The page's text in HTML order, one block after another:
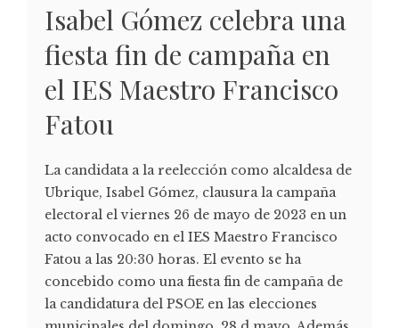
Isabel Gómez celebra una
fiesta fin de campaña en
el IES Maestro Francisco
Fatou
La candidata a la reelección como alcaldesa de
Ubrique, Isabel Gómez, clausura la campaña
electoral el viernes 26 de mayo de 2023 en un
acto convocado en el IES Maestro Francisco
Fatou a las 20:30 horas. El evento se ha
concebido como una fiesta fin de campaña de
la candidatura del PSOE en las elecciones